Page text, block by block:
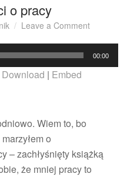
o pracy
Leave a Commenton
opowieści
00:00
Download | Embed
Wiem to, bo
o
– zachłyśnięty książką
że mniej pracy to